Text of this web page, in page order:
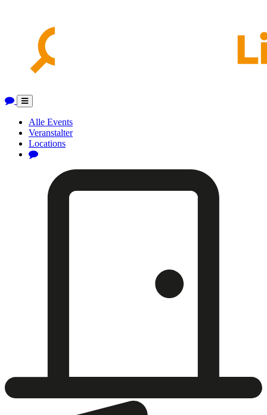
Toggle
navigation
Alle Events
Veranstalter
Locations